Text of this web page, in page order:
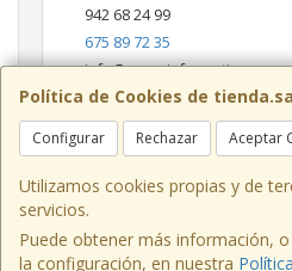
Política de Cookies de
Configurar Rechazar Aceptar
Utilizamos cookies propias y de
servicios.
Puede obtener más información,
la configuración, en nuestra
942 68 24 99
675 89 72 35
info@saygainformatica.com
Horario
10-14 / 19:00-20:30